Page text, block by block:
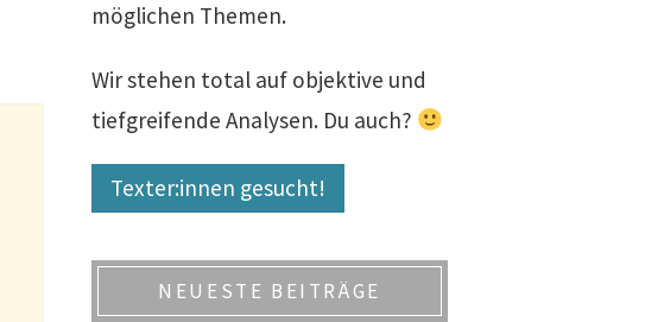
möglichen Themen.
Wir stehen total auf objektive und
tiefgreifende Analysen. Du auch?
Texter:innen gesucht!
NEUESTE BEITRÄGE